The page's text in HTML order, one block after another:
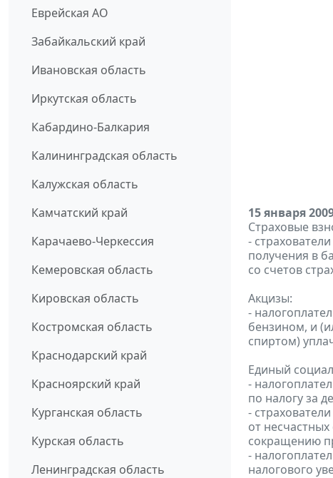
Еврейская АО
Забайкальский край
Ивановская область
Иркутская область
Кабардино-Балкария
Калининградская область
Калужская область
Камчатский край
Карачаево-Черкессия
Кемеровская область
Кировская область
Костромская область
Краснодарский край
Красноярский край
Курганская область
Курская область
Ленинградская область
15 января
Страховые
-
получения в
со счетов
Акцизы:
-
бензином, и
спиртом)
Единый
-
по налогу за
-
от
сокращению
-
налогового